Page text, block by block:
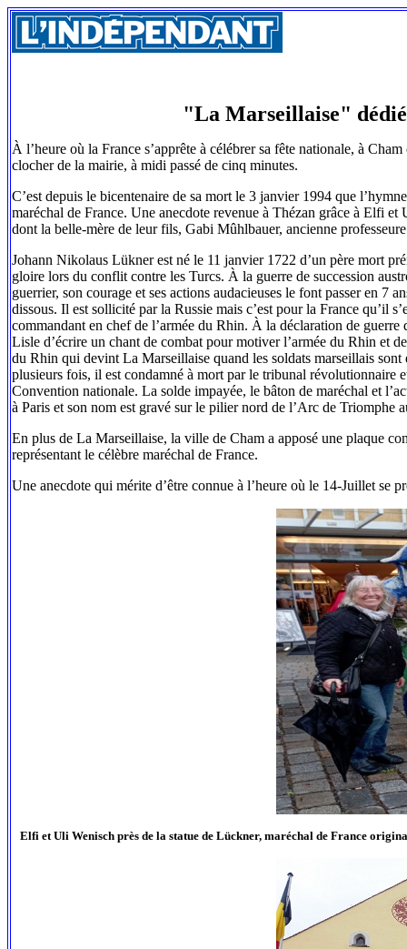
"La Marseillaise"
À l’heure où la France s’apprête à célébrer sa fête nationale, à
clocher de la mairie, à midi passé de cinq minutes.
C’est depuis le bicentenaire de sa mort le 3 janvier 1994 que
maréchal de France. Une anecdote revenue à Thézan grâce à Elfi
dont la belle-mère de leur fils, Gabi Mûhlbauer, ancienne
Johann Nikolaus Lükner est né le 11 janvier 1722 d’un père mort
gloire lors du conflit contre les Turcs. À la guerre de succession
guerrier, son courage et ses actions audacieuses le font passer en 7
dissous. Il est sollicité par la Russie mais c’est pour la France qu’il
commandant en chef de l’armée du Rhin. À la déclaration de
Lisle d’écrire un chant de combat pour motiver l’armée du Rhin et
du Rhin qui devint La Marseillaise quand les soldats marseillais
plusieurs fois, il est condamné à mort par le tribunal
Convention nationale. La solde impayée, le bâton de maréchal et
à Paris et son nom est gravé sur le pilier nord de l’Arc de Triomphe
En plus de La Marseillaise, la ville de Cham a apposé une plaque
représentant le célèbre maréchal de France.
Une anecdote qui mérite d’être connue à l’heure où le 14-Juillet se
Elfi et Uli Wenisch près de la statue de Lückner, maréchal de France